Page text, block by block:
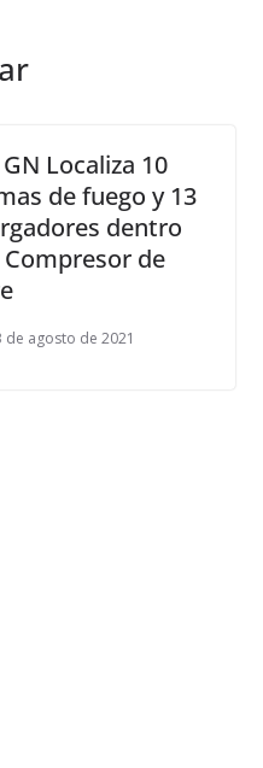
GN Localiza 10
de fuego y 13
dentro
Compresor de
de agosto de 2021